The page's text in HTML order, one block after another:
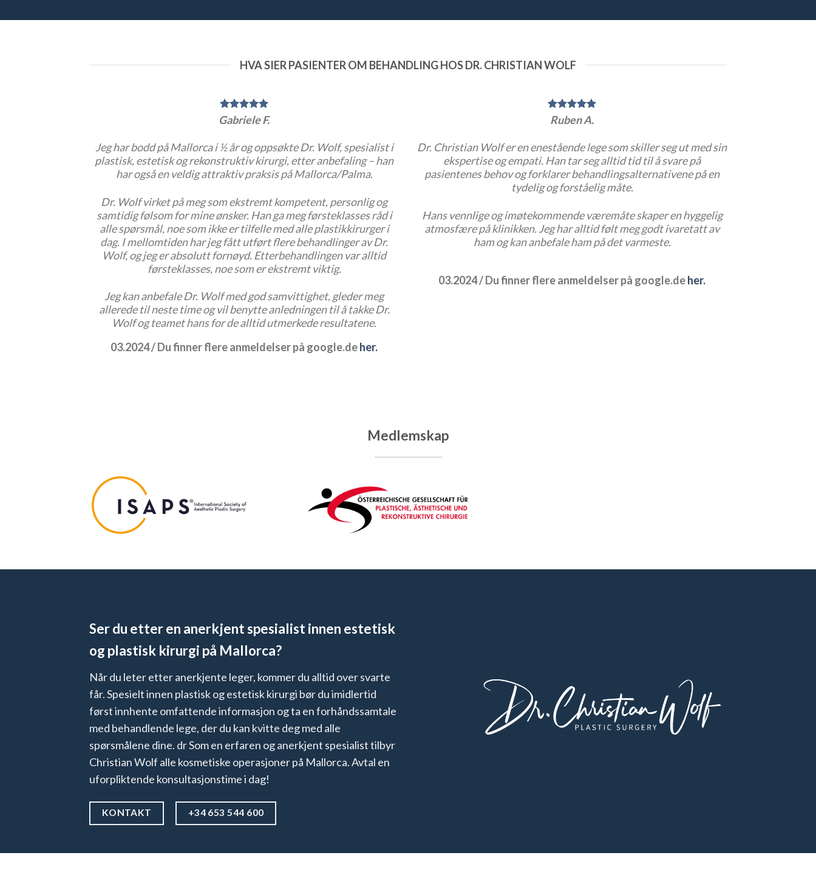
HVA SIER PASIENTER OM BEHANDLING HOS DR. CHRISTIAN WOLF
Gabriele F.
Jeg har bodd på Mallorca i ½ år og oppsøkte Dr. Wolf, spesialist i
plastisk, estetisk og rekonstruktiv kirurgi, etter anbefaling – han
har også en veldig attraktiv praksis på Mallorca/Palma.
Dr. Wolf virket på meg som ekstremt kompetent, personlig og
samtidig følsom for mine ønsker. Han ga meg førsteklasses råd i
alle spørsmål, noe som ikke er tilfelle med alle plastikkirurger i
dag. I mellomtiden har jeg fått utført flere behandlinger av Dr.
Wolf, og jeg er absolutt fornøyd. Etterbehandlingen var alltid
førsteklasses, noe som er ekstremt viktig.
Jeg kan anbefale Dr. Wolf med god samvittighet, gleder meg
allerede til neste time og vil benytte anledningen til å takke Dr.
Wolf og teamet hans for de alltid utmerkede resultatene.
03.2024 / Du finner flere anmeldelser på google.deher.
Ruben A.
Dr. Christian Wolf er en enestående lege som skiller seg ut med sin
ekspertise og empati. Han tar seg alltid tid til å svare på
pasientenes behov og forklarer behandlingsalternativene på en
tydelig og forståelig måte.
Hans vennlige og imøtekommende væremåte skaper en hyggelig
atmosfære på klinikken. Jeg har alltid følt meg godt ivaretatt av
ham og kan anbefale ham på det varmeste.
03.2024 / Du finner flere anmeldelser på google.deher.
Medlemskap
Ser du etter en anerkjent spesialist innen estetisk
og plastisk kirurgi på Mallorca?
Når du leter etter anerkjente leger, kommer du alltid over svarte
får. Spesielt innen plastisk og estetisk kirurgi bør du imidlertid
først innhente omfattende informasjon og ta en forhåndssamtale
med behandlende lege, der du kan kvitte deg med alle
spørsmålene dine. dr Som en erfaren og anerkjent spesialist tilbyr
Christian Wolf alle kosmetiske operasjoner på Mallorca. Avtal en
uforpliktende konsultasjonstime i dag!
KONTAKT +34 653 544 600